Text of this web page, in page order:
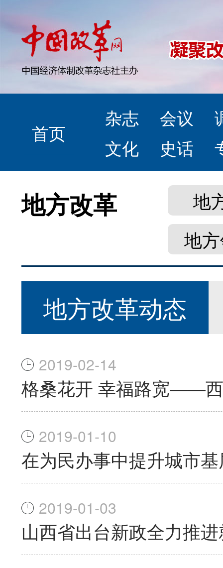
首页
杂志 会议
文化
史话
地方改革
地
地
地方改革动态
2019-02-14
格桑花开 幸福路宽——
2019-01-10
在为民办事中提升城市
2019-01-03
山西省出台新政全力推